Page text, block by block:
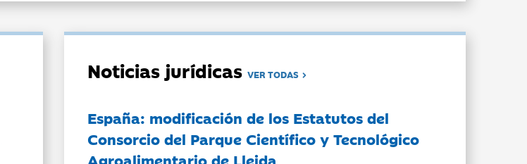
Noticias jurídicasVER TODAS
España: modificación de los Estatutos del
Consorcio del Parque Científico y Tecnológico
Agroalimentario de Lleida